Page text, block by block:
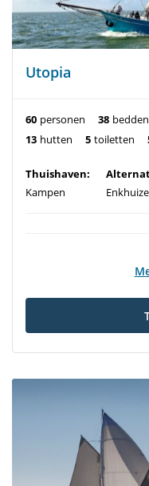
Utopia
60 personen 38 bedden
13 hutten 5 toiletten
Thuishaven:
Kampen